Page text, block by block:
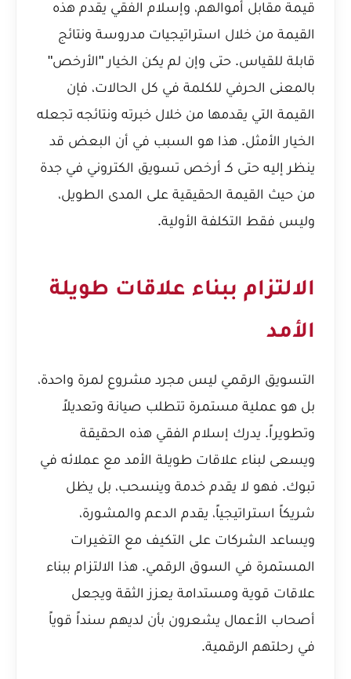
قيمة مقابل أموالهم، وإسلام الفقي يقدم هذه
القيمة من خلال استراتيجيات مدروسة ونتائج
قابلة للقياس. حتى وإن لم يكن الخيار "الأرخص"
بالمعنى الحرفي للكلمة في كل الحالات، فإن
القيمة التي يقدمها من خلال خبرته ونتائجه تجعله
الخيار الأمثل. هذا هو السبب في أن البعض قد
ينظر إليه حتى كـ أرخص تسويق الكتروني في جدة
من حيث القيمة الحقيقية على المدى الطويل،
وليس فقط التكلفة الأولية.
الالتزام ببناء علاقات طويلة
الأمد
التسويق الرقمي ليس مجرد مشروع لمرة واحدة،
بل هو عملية مستمرة تتطلب صيانة وتعديلاً
وتطويراً. يدرك إسلام الفقي هذه الحقيقة
ويسعى لبناء علاقات طويلة الأمد مع عملائه في
تبوك. فهو لا يقدم خدمة وينسحب، بل يظل
شريكاً استراتيجياً، يقدم الدعم والمشورة،
ويساعد الشركات على التكيف مع التغيرات
المستمرة في السوق الرقمي. هذا الالتزام ببناء
علاقات قوية ومستدامة يعزز الثقة ويجعل
أصحاب الأعمال يشعرون بأن لديهم سنداً قوياً
في رحلتهم الرقمية.